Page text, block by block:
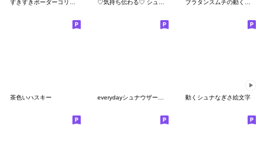
茶色いハスキー everydayシュナウザー絵文字２ 動くシュナなぎさ絵文字